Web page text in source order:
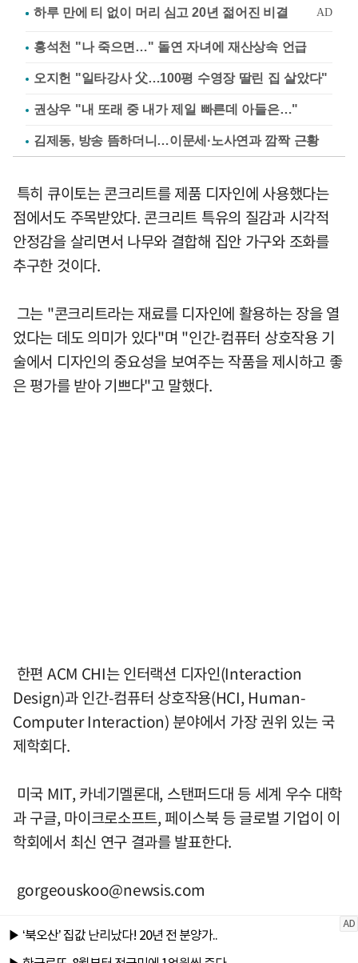
홍석천 "나 죽으면…" 돌연 자녀에 재산상속 언급
오지헌 "일타강사 父…100평 수영장 딸린 집 살았다"
권상우 "내 또래 중 내가 제일 빠른데 아들은…"
김제동, 방송 뜸하더니…이문세·노사연과 깜짝 근황
특히 큐이토는 콘크리트를 제품 디자인에 사용했다는
점에서도 주목받았다. 콘크리트 특유의 질감과 시각적
안정감을 살리면서 나무와 결합해 집안 가구와 조화를
추구한 것이다.
그는 "콘크리트라는 재료를 디자인에 활용하는 장을 열
었다는 데도 의미가 있다"며 "인간-컴퓨터 상호작용 기
술에서 디자인의 중요성을 보여주는 작품을 제시하고 좋
은 평가를 받아 기쁘다"고 말했다.
한편 ACM CHI는 인터랙션 디자인(Interaction
Design)과 인간-컴퓨터 상호작용(HCI, Human-
Computer Interaction) 분야에서 가장 권위 있는 국
제학회다.
미국 MIT, 카네기멜론대, 스탠퍼드대 등 세계 우수 대학
과 구글, 마이크로소프트, 페이스북 등 글로벌 기업이 이
학회에서 최신 연구 결과를 발표한다.
gorgeouskoo@newsis.com